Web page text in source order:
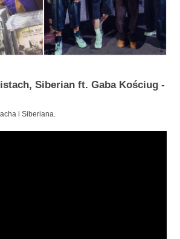
Siberian ft. Gaba Kościug -
i Siberiana.